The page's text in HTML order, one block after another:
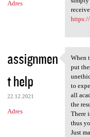
Adres
assignmen
t help
22.12.2021
Adres
When
When
put
to
all
the
There
thus
Just